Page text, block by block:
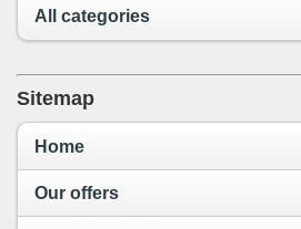
All categories
Sitemap
Home
Our offers